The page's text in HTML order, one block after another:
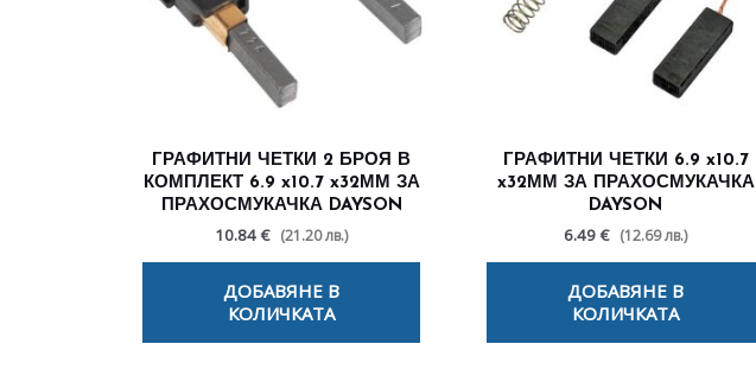
ГРАФИТНИ ЧЕТКИ 2 БРОЯ В
КОМПЛЕКТ 6.9 x10.7 x32ММ ЗА
ПРАХОСМУКАЧКА DAYSON
10.84 € (21.20 лв.)
ДОБАВЯНЕ В
КОЛИЧКАТА
ГРАФИТНИ ЧЕТКИ 6.9 x10.7
x32ММ ЗА ПРАХОСМУКАЧКА
DAYSON
6.49 € (12.69 лв.)
ДОБАВЯНЕ В
КОЛИЧКАТА